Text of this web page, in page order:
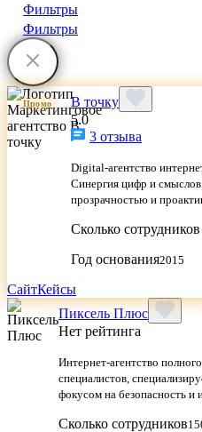
Фильтры
Фильтры
Промо
В точку
5.0
3 отзыва
Digital-агентство
Синергия цифр и
прозрачностью и
Сколько сотрудников
Год основания2015
СайтКейсы
Пиксель Плюс
Нет рейтинга
Интернет-агентство
специалистов,
фокусом на безопасность и
Сколько сотрудников